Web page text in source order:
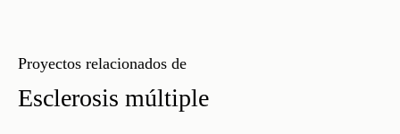
Proyectos relacionados de
Esclerosis múltiple